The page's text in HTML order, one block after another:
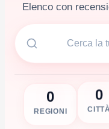
Elenco con
0
REGIONI
0
CITTÀ